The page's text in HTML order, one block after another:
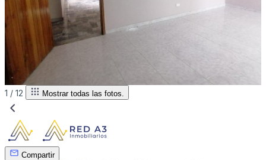
1 / 12 Mostrar todas las fotos.
Compartir